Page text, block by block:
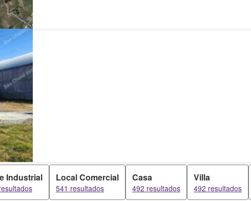
Industrial Local Comercial
541 resultados
Casa
492 resultados
Villa
492 resultados